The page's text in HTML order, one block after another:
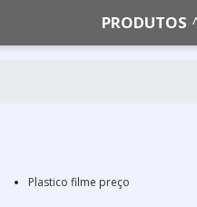
PRODUTOS
Plastico filme preço